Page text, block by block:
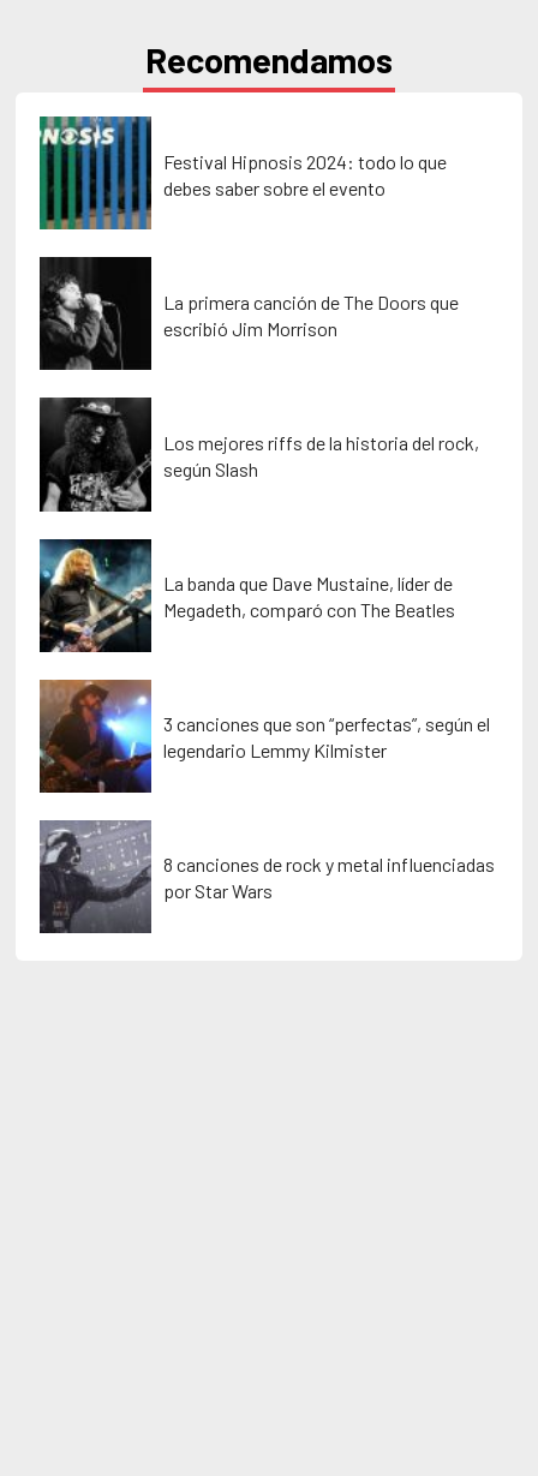
Recomendamos
Festival Hipnosis 2024: todo lo que
debes saber sobre el evento
La primera canción de The Doors que
escribió Jim Morrison
Los mejores riffs de la historia del rock,
según Slash
La banda que Dave Mustaine, líder de
Megadeth, comparó con The Beatles
3 canciones que son “perfectas”, según el
legendario Lemmy Kilmister
8 canciones de rock y metal influenciadas
por Star Wars